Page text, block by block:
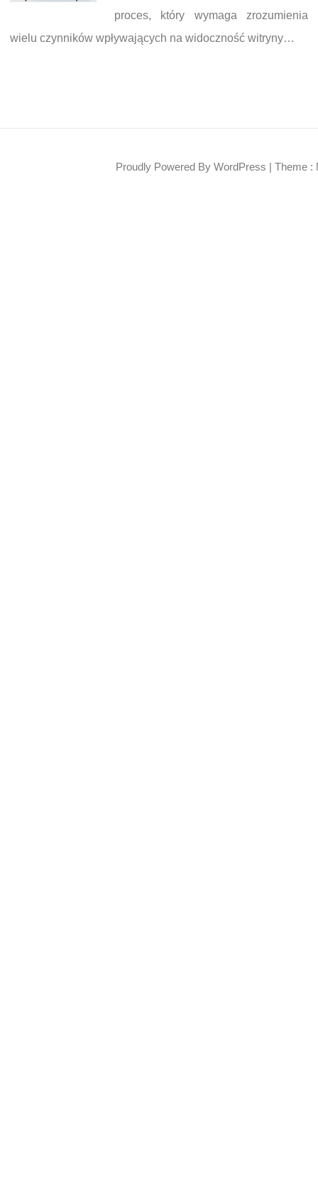
proces, który wymaga zrozumienia
wielu czynników wpływających na widoczność witryny…
Proudly Powered By WordPress | Theme :